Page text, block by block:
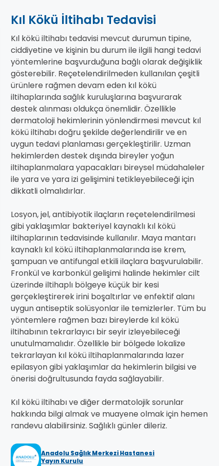
Kıl Kökü İltihabı Tedavisi
Kıl kökü iltihabı tedavisi mevcut durumun tipine,
ciddiyetine ve kişinin bu durum ile ilgili hangi tedavi
yöntemlerine başvurduğuna bağlı olarak değişiklik
gösterebilir. Reçetelendirilmeden kullanılan çeşitli
ürünlere rağmen devam eden kıl kökü
iltihaplarında sağlık kuruluşlarına başvurarak
destek alınması oldukça önemlidir. Özellikle
dermatoloji hekimlerinin yönlendirmesi mevcut kıl
kökü iltihabı doğru şekilde değerlendirilir ve en
uygun tedavi planlaması gerçekleştirilir. Uzman
hekimlerden destek dışında bireyler yoğun
iltihaplanmalara yapacakları bireysel müdahaleler
ile yara ve yara izi gelişimini tetikleyebileceği için
dikkatli olmalıdırlar.
Losyon, jel, antibiyotik ilaçların reçetelendirilmesi
gibi yaklaşımlar bakteriyel kaynaklı kıl kökü
iltihaplarının tedavisinde kullanılır. Maya mantarı
kaynaklı kıl kökü iltihaplanmalarında ise krem,
şampuan ve antifungal etkili ilaçlara başvurulabilir.
Fronkül ve karbonkül gelişimi halinde hekimler cilt
üzerinde iltihaplı bölgeye küçük bir kesi
gerçekleştirerek irini boşaltırlar ve enfektif alanı
uygun antiseptik solüsyonlar ile temizlerler. Tüm bu
yöntemlere rağmen bazı bireylerde kıl kökü
iltihabının tekrarlayıcı bir seyir izleyebileceği
unutulmamalıdır. Özellikle bir bölgede lokalize
tekrarlayan kıl kökü iltihaplanmalarında lazer
epilasyon gibi yaklaşımlar da hekimlerin bilgisi ve
önerisi doğrultusunda fayda sağlayabilir.
Kıl kökü iltihabı ve diğer dermatolojik sorunlar
hakkında bilgi almak ve muayene olmak için hemen
randevu alabilirsiniz. Sağlıklı günler dileriz.
Anadolu Sağlık Merkezi Hastanesi
Yayın Kurulu